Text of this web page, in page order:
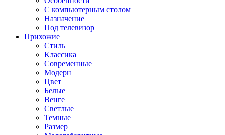
С компьютерным столом
Назначение
Под телевизор
Прихожие
Стиль
Классика
Современные
Модерн
Цвет
Белые
Венге
Светлые
Темные
Размер